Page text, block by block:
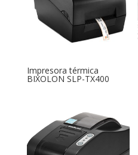
Impresora térmica
BIXOLON SLP-TX400